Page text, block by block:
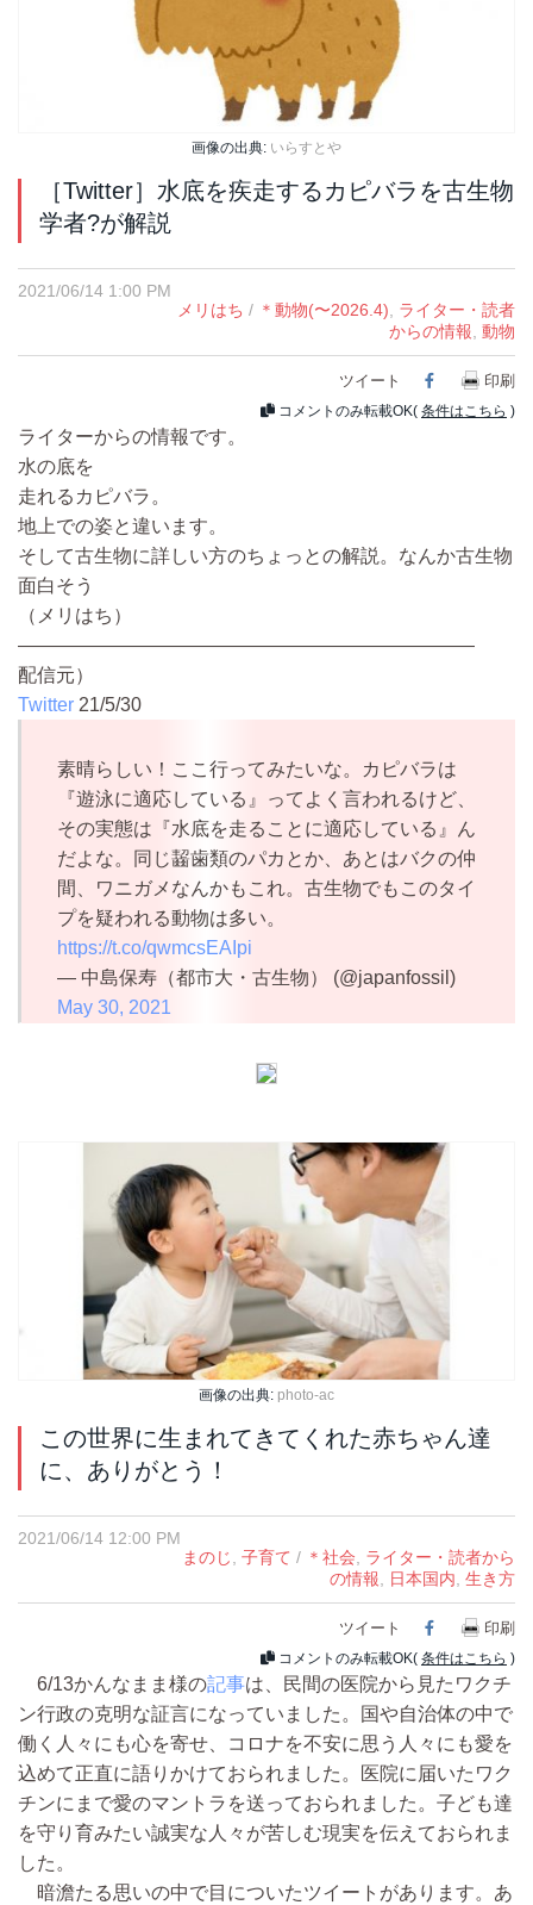
画像の出典: いらすとや
［Twitter］水底を疾走するカピバラを古生物
学者?が解説
2021/06/14 1:00 PM
メリはち / ＊動物(〜2026.4)
ライター・読者
からの情報 動物
ツイート Facebook
印刷
コメントのみ転載OK( 条件はこちら )
ライターからの情報です。
水の底を
走れるカピバラ。
地上での姿と違います。
そして古生物に詳しい方のちょっとの解説。なんか古生物
面白そう
（メリはち）
————————————————————————
配信元）
Twitter 21/5/30
素晴らしい！ここ行ってみたいな。カピバラは
『遊泳に適応している』ってよく言われるけど、
その実態は『水底を走ることに適応している』ん
だよな。同じ齧歯類のパカとか、あとはバクの仲
間、ワニガメなんかもこれ。古生物でもこのタイ
プを疑われる動物は多い。
https://t.co/qwmcsEAIpi
— 中島保寿（都市大・古生物） (@japanfossil)
May 30, 2021
画像の出典: photo-ac
この世界に生まれてきてくれた赤ちゃん達
に、ありがとう！
2021/06/14 12:00 PM
まのじ, 子育て / ＊社会, ライター・読者から
の情報, 日本国内, 生き方
ツイート Facebook
印刷
コメントのみ転載OK( 条件はこちら )
6/13かんなまま様の記事は、民間の医院から見たワクチ
ン行政の克明な証言になっていました。国や自治体の中で
働く人々にも心を寄せ、コロナを不安に思う人々にも愛を
込めて正直に語りかけておられました。医院に届いたワク
チンにまで愛のマントラを送っておられました。子ども達
を守り育みたい誠実な人々が苦しむ現実を伝えておられま
した。
暗澹たる思いの中で目についたツイートがあります。あ